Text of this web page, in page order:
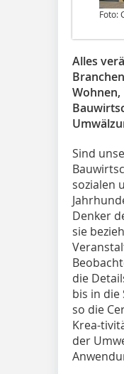
Foto:
Alles
Wohnen,
Sind
sozialen
Denker
sie
die
bis in die
so die
Krea-
der